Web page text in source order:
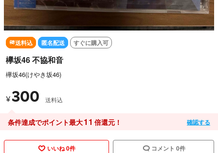
送料込 匿名配送 すぐに購入可
欅坂46 不協和音
欅坂46(けやき坂46)
¥300 送料込
条件達成でポイント最大11 倍還元！ 確認する
いいね 0件 コメント 0件